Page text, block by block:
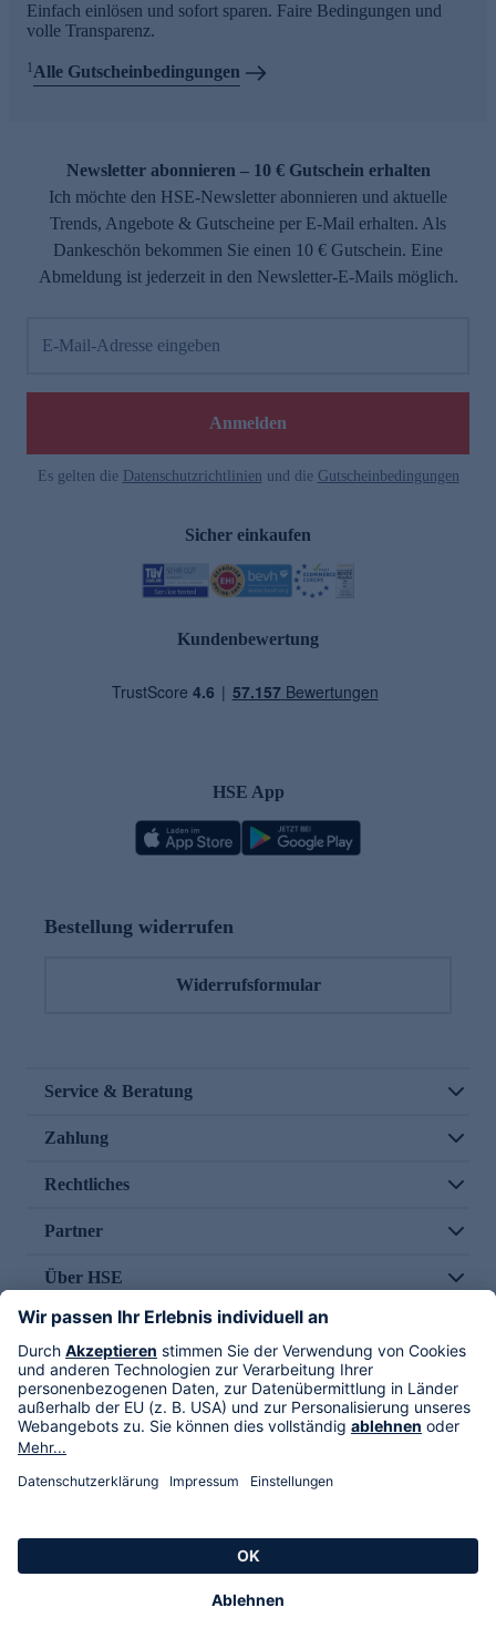
Einfach einlösen und sofort sparen. Faire Bedingungen und
volle Transparenz.
1Alle Gutscheinbedingungen
Newsletter abonnieren – 10 € Gutschein erhalten
Ich möchte den HSE-Newsletter abonnieren und aktuelle
Trends, Angebote & Gutscheine per E-Mail erhalten. Als
Dankeschön bekommen Sie einen 10 € Gutschein. Eine
Abmeldung ist jederzeit in den Newsletter-E-Mails möglich.
E-Mail-Adresse eingeben
Anmelden
Es gelten die Datenschutzrichtlinien und die Gutscheinbedingungen
Sicher einkaufen
Kundenbewertung
HSE App
Bestellung widerrufen
Widerrufsformular
Service & Beratung
Zahlung
Rechtliches
Partner
Über HSE
Im TV
HSE International